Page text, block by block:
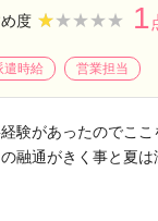
度 ★★★★★
★★★★★ 1
遣時給 営業担当
験があったのでここ
融通がきく事と夏